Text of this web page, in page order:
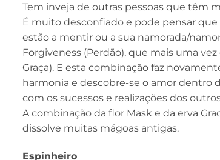
Tem inveja de outras pessoas que têm
É muito desconfiado e pode pensar que
estão a mentir ou a sua namorada/
Forgiveness (Perdão), que mais uma
Graça). E esta combinação faz
harmonia e descobre-se o amor dentro
com os sucessos e realizações dos
A combinação da flor Mask e da erva
dissolve muitas mágoas antigas.
Espinheiro